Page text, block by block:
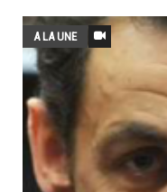
A LA UNE